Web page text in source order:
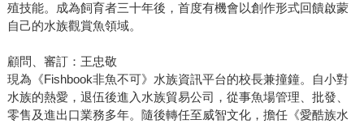
殖技能。成為飼育者三十年後，首度有機會以創作形式回饋啟蒙
自己的水族觀賞魚領域。
顧問、審訂：王忠敬
現為《Fishbook非魚不可》水族資訊平台的校長兼撞鐘。自小對
水族的熱愛，退伍後進入水族貿易公司，從事魚場管理、批發、
零售及進出口業務多年。隨後轉任至威智文化，擔任《愛酷族水